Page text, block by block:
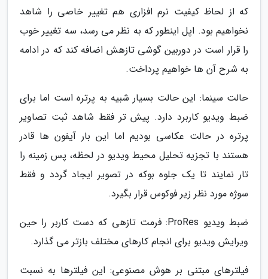
که از لحاظ کیفیت نرم افزاری هم تغییر خاصی را شاهد
نخواهیم بود. اپل اینطور که به نظر می رسد، سه تغییر خوب
را قرار است در دوربین گوشی تازهش اضافه کند که در ادامه
به شرح آن ها خواهیم پرداخت.
حالت سینما: این حالت بسیار شبیه به پرتره است اما برای
ضبط ویدیو کاربرد دارد. پیش تر فقط شاهد ثبت تصاویر
پرتره در حالت عکاسی بودیم اما این بار آیفون ها قادر
هستند با تجزیه تحلیل محیط ویدیو در لحظه، پس زمینه را
تار نمایند تا یک جلوه بوکه در تصویر ایجاد گردد و فقط
سوژه مورد نظر زیر فوکوس قرار بگیرد.
ضبط ویدیو ProRes: فرمت تازهی که دست کاربر را حین
ویرایش ویدیو برای انجام کارهای مختلف بازتر می گذارد.
فیلترهای مبتنی بر هوش مصنوعی: این فیلترها به نسبت